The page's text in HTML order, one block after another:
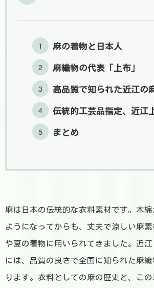
麻の着物と日本人
麻織物の代表「上布」
高品質で知られた近江の
伝統的工芸品指定、近江
まとめ
麻は日本の伝統的な衣料素材です。木
ようになってからも、丈夫で涼しい麻
や夏の着物に用いられてきました。近江
には、品質の良さで全国に知られた麻
ります。衣料としての麻の歴史と、こ